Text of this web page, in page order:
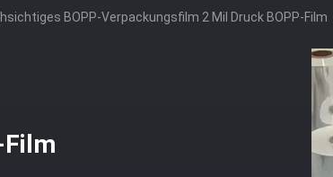
BOPP-Verpackungsfilm 2 Mil Druck BOPP-Film